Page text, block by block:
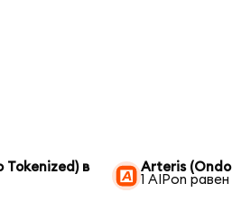
в
Arteris
1 AIPon